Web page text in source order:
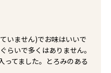
いません)でお味はいいで
らいで多くはありません。
ってました。とろみのある